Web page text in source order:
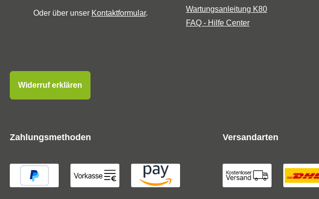
Oder über unser Kontaktformular.
Wartungsanleitung K80
FAQ - Hilfe Center
Widerruf erklären
Zahlungsmethoden Versandarten